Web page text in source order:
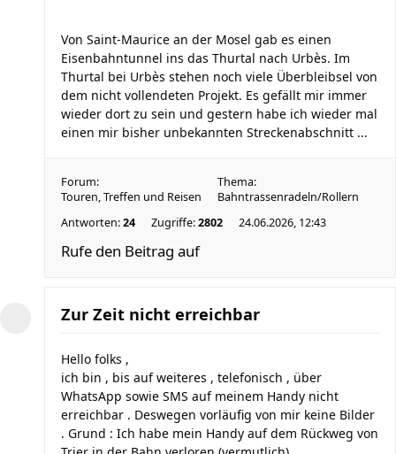
Von Saint-Maurice an der Mosel gab es einen
Eisenbahntunnel ins das Thurtal nach Urbès. Im
Thurtal bei Urbès stehen noch viele Überbleibsel von
dem nicht vollendeten Projekt. Es gefällt mir immer
wieder dort zu sein und gestern habe ich wieder mal
einen mir bisher unbekannten Streckenabschnitt ...
Forum:
Touren, Treffen und Reisen
Thema:
Bahntrassenradeln/Rollern
Antworten:24 Zugriffe:2802 24.06.2026, 12:43
Rufe den Beitrag auf
Zur Zeit nicht erreichbar
Hello folks ,
ich bin , bis auf weiteres , telefonisch , über
WhatsApp sowie SMS auf meinem Handy nicht
erreichbar . Deswegen vorläufig von mir keine Bilder
. Grund : Ich habe mein Handy auf dem Rückweg von